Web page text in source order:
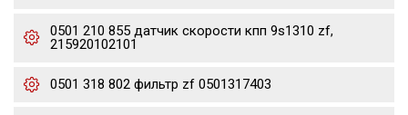
0501 210 855 датчик скорости кпп 9s1310 zf,
215920102101
0501 318 802 фильтр zf 0501317403